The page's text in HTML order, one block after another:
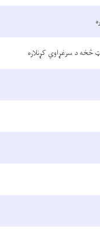
څخه د سرغړاوي کړنلاره